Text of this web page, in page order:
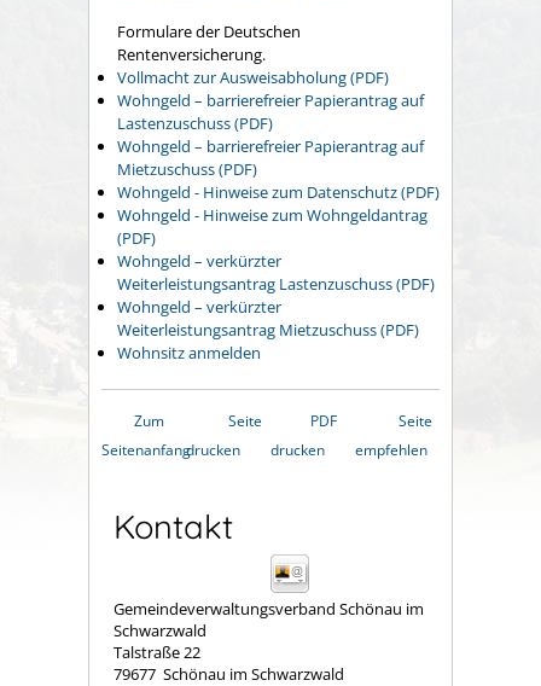
Formulare der Deutschen
Rentenversicherung.
Vollmacht zur Ausweisabholung (PDF)
Wohngeld – barrierefreier Papierantrag auf
Lastenzuschuss (PDF)
Wohngeld – barrierefreier Papierantrag auf
Mietzuschuss (PDF)
Wohngeld - Hinweise zum Datenschutz (PDF)
Wohngeld - Hinweise zum Wohngeldantrag
(PDF)
Wohngeld – verkürzter
Weiterleistungsantrag Lastenzuschuss (PDF)
Wohngeld – verkürzter
Weiterleistungsantrag Mietzuschuss (PDF)
Wohnsitz anmelden
Zum
Seitenanfang
Seite
drucken
PDF
drucken
Seite
empfehlen
Kontakt
Gemeindeverwaltungsverband Schönau im
Schwarzwald
Talstraße 22
79677 Schönau im Schwarzwald